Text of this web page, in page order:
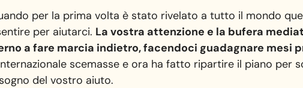
per la prima volta è stato rivelato a tutto il mondo
per aiutarci. La vostra attenzione e la bufera
a fare marcia indietro, facendoci guadagnare mesi
scemasse e ora ha fatto ripartire il piano per
del vostro aiuto.